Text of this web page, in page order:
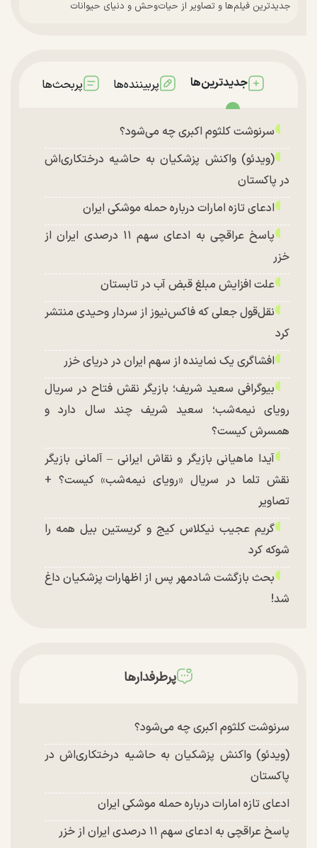
جدیدترین فیلم‌ها و تصاویر از حیات‌وحش و دنیای حیوانات
جدیدترین‌ها پربیننده‌ها پربحث‌ها
سرنوشت کلثوم اکبری چه می‌شود؟
(ویدئو) واکنش پزشکیان به حاشیه درختکاری‌اش
در پاکستان
ادعای تازه امارات درباره حمله موشکی ایران
پاسخ عراقچی به ادعای سهم ۱۱ درصدی ایران از
خزر
علت افزایش مبلغ قبض آب در تابستان
نقل‌قول جعلی که فاکس‌نیوز از سردار وحیدی منتشر
کرد
افشاگری یک نماینده از سهم ایران در دریای خزر
بیوگرافی سعید شریف؛ بازیگر نقش فتاح در سریال
رویای نیمه‌شب؛ سعید شریف چند سال دارد و
همسرش کیست؟
آیدا ماهیانی بازیگر و نقاش ایرانی – آلمانی بازیگر
نقش تلما در سریال «رویای نیمه‌شب» کیست؟ +
تصاویر
گریم عجیب نیکلاس کیج و کریستین بیل همه را
شوکه کرد
بحث بازگشت شادمهر پس از اظهارات پزشکیان داغ
شد!
توافق با آمریکا در انتظار تایید نهایی شعام؟
شد
پرطرفدارها
سرنوشت کلثوم اکبری چه می‌شود؟
(ویدئو) واکنش پزشکیان به حاشیه درختکاری‌اش در
پاکستان
ادعای تازه امارات درباره حمله موشکی ایران
پاسخ عراقچی به ادعای سهم ۱۱ درصدی ایران از خزر